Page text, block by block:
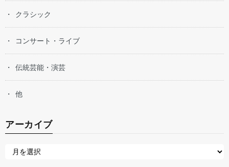
クラシック
コンサート・ライブ
伝統芸能・演芸
他
アーカイブ